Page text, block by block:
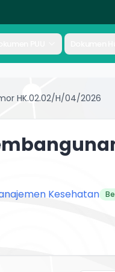
Dokumen
HK.02.02/H/04/2026
Kesehatan